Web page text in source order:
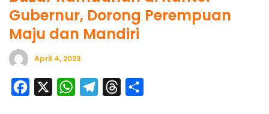
Gubernur, Dorong Perempuan
Maju dan Mandiri
April 4, 2023
W